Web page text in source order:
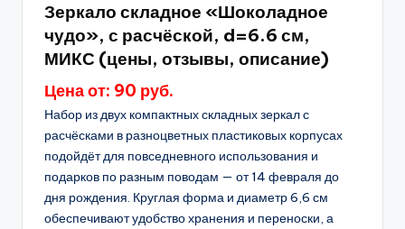
Зеркало складное «Шоколадное
чудо», с расчёской, d=6.6 см,
МИКС (цены, отзывы, описание)
Цена от: 90 руб.
Набор из двух компактных складных зеркал с
расчёсками в разноцветных пластиковых корпусах
подойдёт для повседневного использования и
подарков по разным поводам — от 14 февраля до
дня рождения. Круглая форма и диаметр 6,6 см
обеспечивают удобство хранения и переноски, а